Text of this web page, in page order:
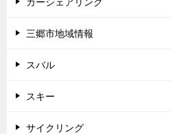
三郷市地域情報
スバル
スキー
サイクリング